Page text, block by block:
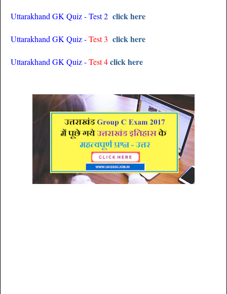
Uttarakhand GK Quiz - Test 2 click here
Uttarakhand GK Quiz -Test3 click here
Uttarakhand GK Quiz -Test 4click here